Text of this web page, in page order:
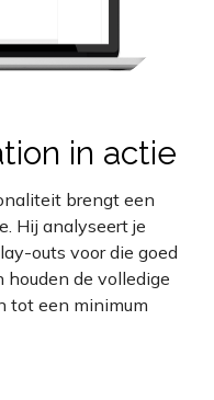
in actie
brengt een
Hij analyseert je
outs voor die goed
houden de volledige
tot een minimum